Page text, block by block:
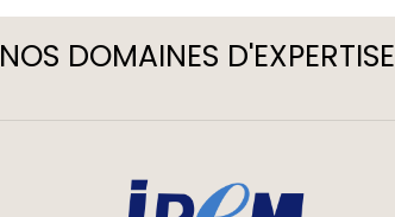
NOS DOMAINES D'EXPERTISE